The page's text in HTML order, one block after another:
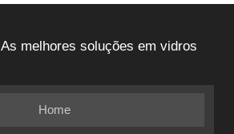
melhores soluções em vidros
Home